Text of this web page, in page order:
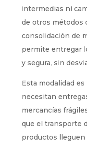
intermedias ni
de otros métodos
consolidación de
permite entregar
y segura, sin
Esta modalidad
necesitan
mercancías
que el transporte
productos